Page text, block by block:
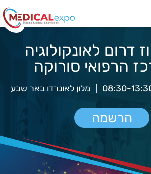
דרום לאונקולוגיה
הרפואי סורוקה
08:30- מלון לאונרדו באר שבע
הרשמה